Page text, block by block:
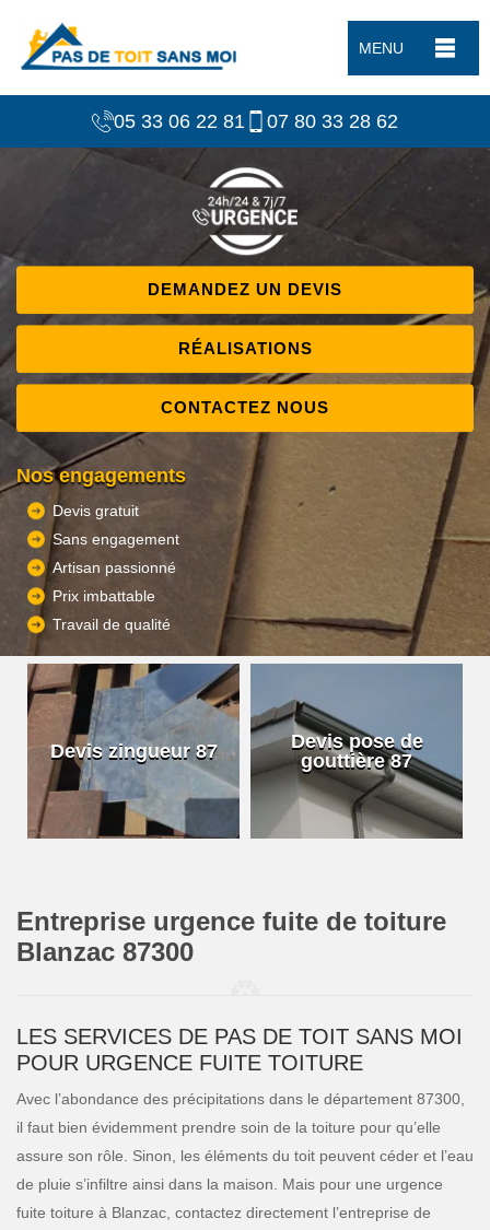
MENU
05 33 06 22 81 07 80 33 28 62
DEMANDEZ UN DEVIS
RÉALISATIONS
CONTACTEZ NOUS
Nos engagements
Devis gratuit
Sans engagement
Artisan passionné
Prix imbattable
Travail de qualité
Devis zingueur 87
Devis pose de
gouttière 87
Entreprise urgence fuite de toiture
Blanzac 87300
LES SERVICES DE PAS DE TOIT SANS MOI
POUR URGENCE FUITE TOITURE
Avec l’abondance des précipitations dans le département 87300,
il faut bien évidemment prendre soin de la toiture pour qu’elle
assure son rôle. Sinon, les éléments du toit peuvent céder et l’eau
de pluie s’infiltre ainsi dans la maison. Mais pour une urgence
fuite toiture à Blanzac, contactez directement l’entreprise de